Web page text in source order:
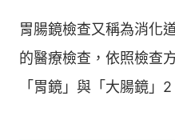
胃腸鏡檢查又稱為消化
的醫療檢查，依照檢查
「胃鏡」與「大腸鏡」2